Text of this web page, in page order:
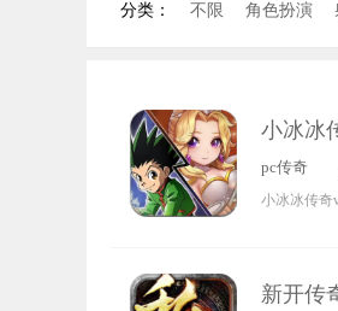
分类： 不限 角色扮演
小冰冰
pc传奇
小冰冰传奇
变态版手机
新开传